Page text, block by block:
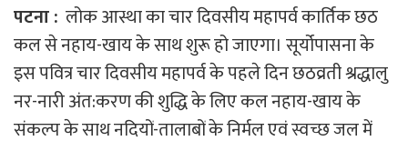
पटना : लोक आस्था का चार दिवसीय महापर्व कार्तिक छठ
कल से नहाय-खाय के साथ शुरू हो जाएगा। सूर्योपासना के
इस पवित्र चार दिवसीय महापर्व के पहले दिन छठव्रती श्रद्धालु
नर-नारी अंत:करण की शुद्धि के लिए कल नहाय-खाय के
संकल्प के साथ नदियों-तालाबों के निर्मल एवं स्वच्छ जल में